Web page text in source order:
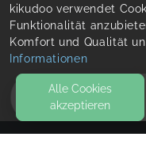
kikudoo verwendet
Funktionalität
Komfort und Qualität
Informationen
Alle Cookies
akzeptieren